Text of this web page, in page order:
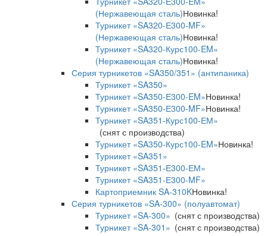
(Нержавеющая сталь)Новинка!
Турникет «SA320-Е300-MF»
(Нержавеющая сталь)Новинка!
Турникет «SA320-Курс100-EM»
(Нержавеющая сталь)Новинка!
Серия турникетов «SA350/351» (антипаника)
Турникет «SA350»
Турникет «SA350-Е300-EM»Новинка!
Турникет «SA350-Е300-MF»Новинка!
Турникет «SA351-Курс100-ЕМ»
(снят с производства)
Турникет «SA350-Курс100-EM»Новинка!
Турникет «SA351»
Турникет «SA351-Е300-ЕМ»
Турникет «SA351-Е300-MF»
Картоприемник SA-310KНовинка!
Серия турникетов «SA-300» (полуавтомат)
Турникет «SA-300» (снят с производства)
Турникет «SA-301» (снят с производства)